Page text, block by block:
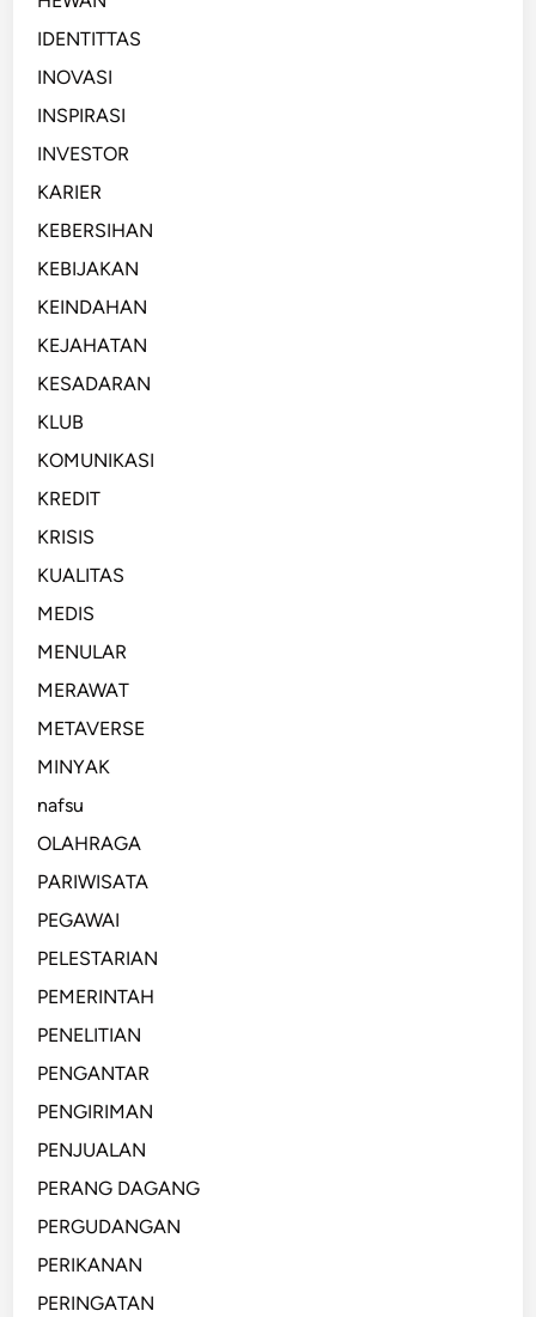
IDENTITTAS
INOVASI
INSPIRASI
INVESTOR
KARIER
KEBERSIHAN
KEBIJAKAN
KEINDAHAN
KEJAHATAN
KESADARAN
KLUB
KOMUNIKASI
KREDIT
KRISIS
KUALITAS
MEDIS
MENULAR
MERAWAT
METAVERSE
MINYAK
nafsu
OLAHRAGA
PARIWISATA
PEGAWAI
PELESTARIAN
PEMERINTAH
PENELITIAN
PENGANTAR
PENGIRIMAN
PENJUALAN
PERANG DAGANG
PERGUDANGAN
PERIKANAN
PERINGATAN